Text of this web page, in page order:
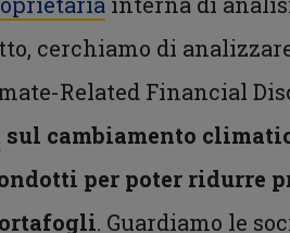
cerchiamo di
Related Financial
sul cambiamento
per poter ridurre
. Guardiamo le